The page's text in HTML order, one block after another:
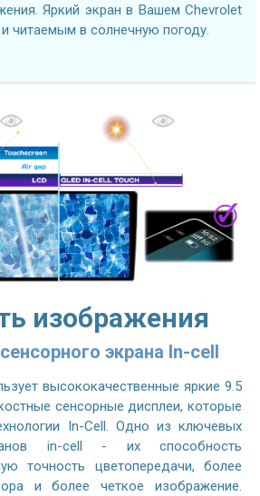
Яркий экран в Вашем Chevrolet
читаемым в солнечную погоду.
изображения
экрана In-cell
высококачественные яркие 9.5
сенсорные дисплеи, которые
In-Cell. Одно из ключевых
in-cell - их способность
точность цветопередачи, более
и более четкое изображение.